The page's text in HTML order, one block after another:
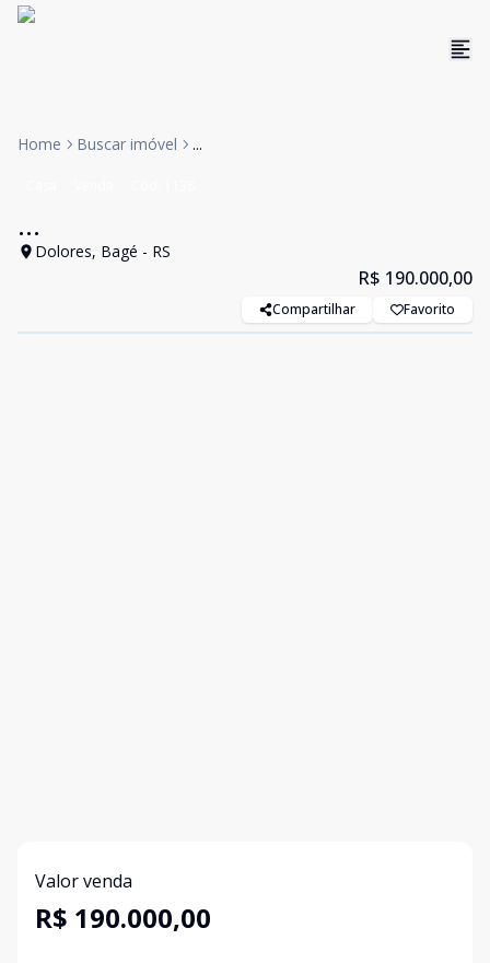
Home Buscar imóvel ...
...
Dolores, Bagé - RS
R$ 190.000,00
Compartilhar Favorito
Valor venda
R$ 190.000,00